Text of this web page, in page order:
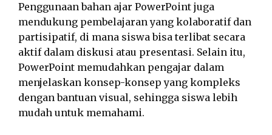
Penggunaan bahan ajar PowerPoint juga
mendukung pembelajaran yang kolaboratif dan
partisipatif, di mana siswa bisa terlibat secara
aktif dalam diskusi atau presentasi. Selain itu,
PowerPoint memudahkan pengajar dalam
menjelaskan konsep-konsep yang kompleks
dengan bantuan visual, sehingga siswa lebih
mudah untuk memahami.